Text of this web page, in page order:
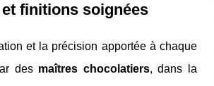
finitions soignées
et la précision apportée à chaque
des maîtres chocolatiers, dans la